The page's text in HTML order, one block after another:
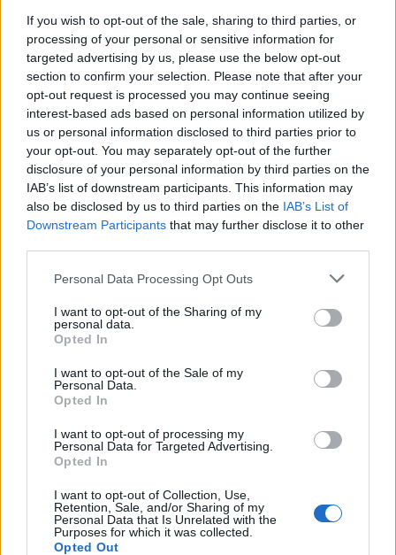
If you wish to opt-out of the sale, sharing to third parties, or
processing of your personal or sensitive information for
targeted advertising by us, please use the below opt-out
section to confirm your selection. Please note that after your
opt-out request is processed you may continue seeing
interest-based ads based on personal information utilized by
us or personal information disclosed to third parties prior to
your opt-out. You may separately opt-out of the further
disclosure of your personal information by third parties on the
IAB’s list of downstream participants. This information may
also be disclosed by us to third parties on the IAB’s List of
Downstream Participants that may further disclose it to other
Personal Data Processing Opt Outs
I want to opt-out of the Sharing of my
personal data.
Opted In
I want to opt-out of the Sale of my
Personal Data.
Opted In
I want to opt-out of processing my
Personal Data for Targeted Advertising.
Opted In
I want to opt-out of Collection, Use,
Retention, Sale, and/or Sharing of my
Personal Data that Is Unrelated with the
Purposes for which it was collected.
Opted Out
υπογράφει συμβάσεις έργου στους μηχανικούς
του ΤΕΕ, ώστε οι τελευταίοι να εκτελούν μελέτες
και να εποπτεύουν την κατασκευή τεχνικών
έργων στους δήμους και παράλληλα να στηρίζουν
τεχνικά τις υπηρεσίες δόμησης και τις
πολεοδομίες.
ακίνητα ΚΕΔΕ
ΠΡΟΗΓΟΎΜΕΝΟ ΆΡΘΡΟ
«Συλλυπητήρια» Πούτιν
σε Ερντογάν για τα
θύματα του σεισμού
ΕΠΌΜΕΝΟ ΆΡΘΡΟ
Χατζηδάκης: «Δεν πρέπει
να αντιμετωπίζουμε
Μπορεί επίσης να σε ενδιαφέρει
ΕΛΛΆΔΑ ΕΛΛΆΔΑ